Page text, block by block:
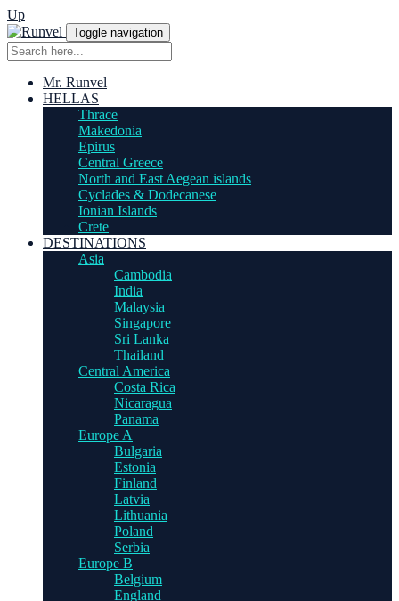
Up
Toggle navigation
Mr. Runvel
HELLAS
Thrace
Makedonia
Epirus
Central Greece
North and East Aegean islands
Cyclades & Dodecanese
Ionian Islands
Crete
DESTINATIONS
Asia
Cambodia
India
Malaysia
Singapore
Sri Lanka
Thailand
Central America
Costa Rica
Nicaragua
Panama
Europe A
Bulgaria
Estonia
Finland
Latvia
Lithuania
Poland
Serbia
Europe B
Belgium
England